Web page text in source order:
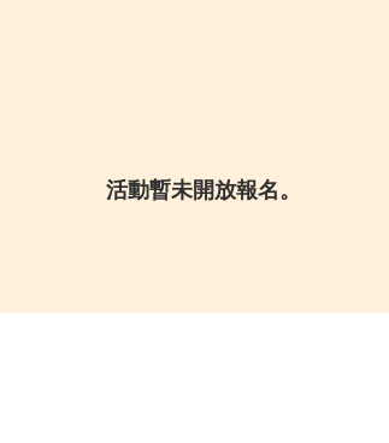
活動暫未開放報名。